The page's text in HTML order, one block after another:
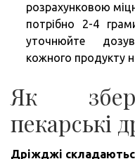
розрахунковою
потрібно 2-4
уточнюйте
кожного продукту
Як
пекарські
Дріжджі